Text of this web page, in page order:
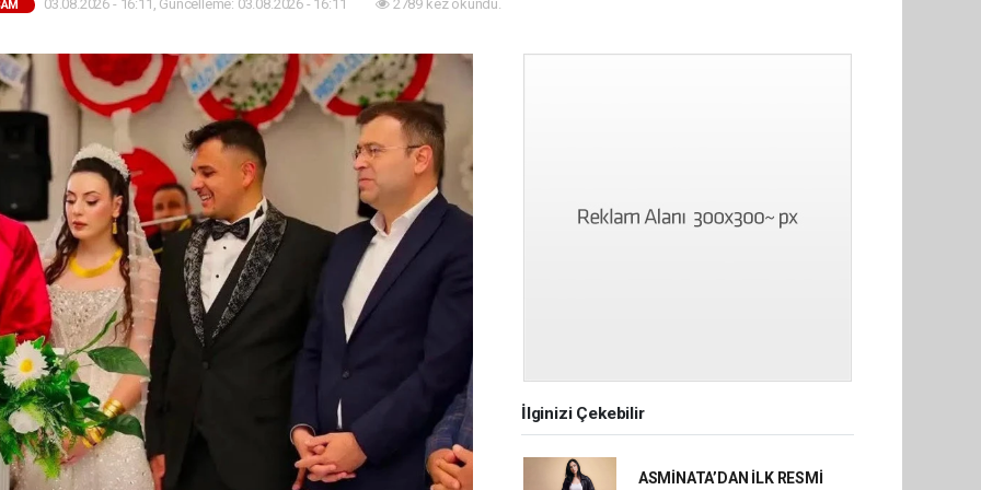
03.08.2026 - 16:11, Güncelleme: 03.08.2026 - 16:11 2789 kez okundu.
İlginizi Çekebilir
ASMİNATA’DAN İLK RESMİ